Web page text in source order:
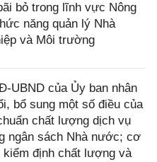
bỏ trong lĩnh vực Nông
năng quản lý Nhà
và Môi trường
UBND của Ủy ban nhân
bổ sung một số điều của
chất lượng dịch vụ
ngân sách Nhà nước; cơ
định chất lượng và